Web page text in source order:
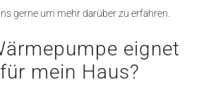
gerne um mehr darüber zu erfahren.
eignet
mein Haus?